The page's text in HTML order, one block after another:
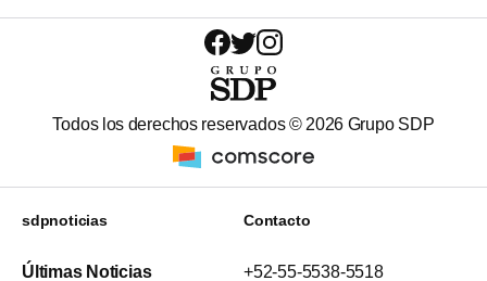
Todos los derechos reservados ©2026 Grupo SDP
sdpnoticias
Últimas Noticias
Contacto
+52-55-5538-5518